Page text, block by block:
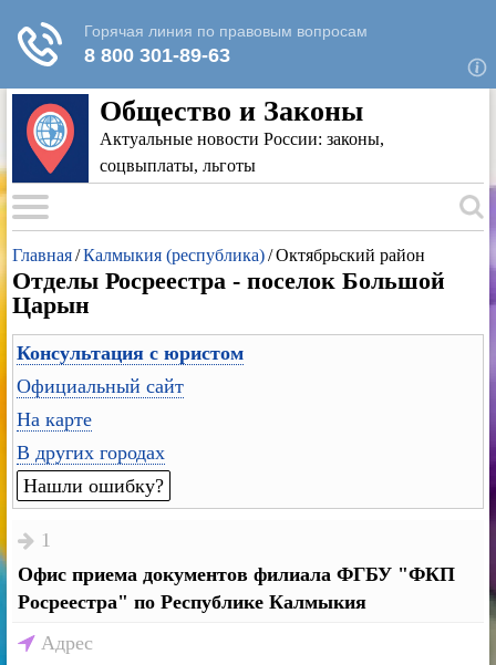
Общество и Законы
Актуальные новости России: законы,
соцвыплаты, льготы
Главная/Калмыкия (республика)/Октябрьский район
Отделы Росреестра - поселок Большой
Царын
Консультация с юристом
Официальный сайт
На карте
В других городах
Нашли ошибку?
1
Офис приема документов филиала ФГБУ "ФКП
Росреестра" по Республике Калмыкия
Адрес
Для любых предложений по сайту: rk-
reestr@cp9.ru